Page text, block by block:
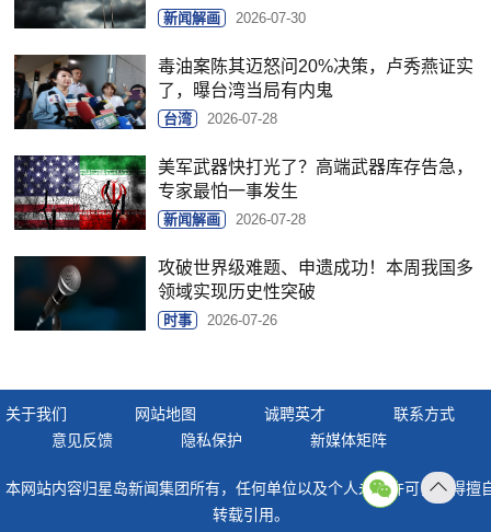
新闻解画 2026-07-30
毒油案陈其迈怒问20%决策，卢秀燕证实
了，曝台湾当局有内鬼
台湾 2026-07-28
美军武器快打光了？高端武器库存告急，
专家最怕一事发生
新闻解画 2026-07-28
攻破世界级难题、申遗成功！本周我国多
领域实现历史性突破
时事 2026-07-26
关于我们 网站地图 诚聘英才
联系方式
意见反馈
隐私保护 新媒体矩阵
本网站内容归星岛新闻集团所有，任何单位以及个人未经许可，不得擅
转载引用。